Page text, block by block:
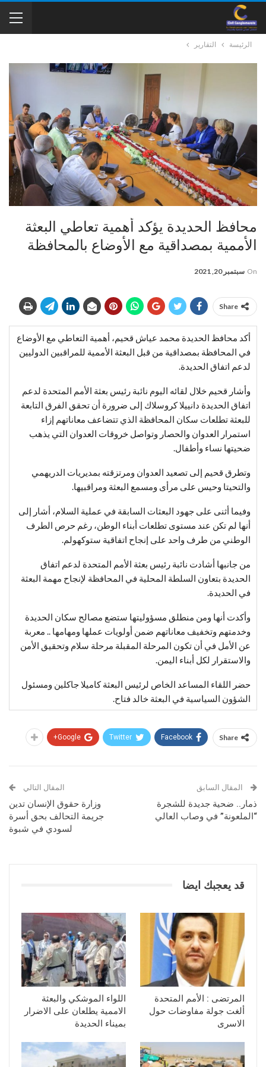
الرئيسة التقارير
محافظ الحديدة يؤكد أهمية تعاطي البعثة
الأممية بمصداقية مع الأوضاع بالمحافظة
On سبتمبر 20, 2021
Share
أكد محافظ الحديدة محمد عياش قحيم، أهمية التعاطي مع الأوضاع
في المحافظة بمصداقية من قبل البعثة الأممية للمراقبين الدوليين
لدعم اتفاق الحديدة.
وأشار قحيم خلال لقائه اليوم نائبة رئيس بعثة الأمم المتحدة لدعم
اتفاق الحديدة دانييلا كروسلاك إلى ضرورة أن تحقق الفرق التابعة
للبعثة تطلعات سكان المحافظة الذي تتضاعف معاناتهم إزاء
استمرار العدوان والحصار وتواصل خروقات العدوان التي يذهب
ضحيتها نساء وأطفال.
وتطرق قحيم إلى تصعيد العدوان ومرتزقته بمديريات الدريهمي
والتحيتا وحيس على مرأى ومسمع البعثة ومراقبيها.
وفيما أثنى على جهود البعثات السابقة في عملية السلام، أشار إلى
أنها لم تكن عند مستوى تطلعات أبناء الوطن، رغم حرص الطرف
الوطني من طرف واحد على إنجاح اتفاقية ستوكهولم.
من جانبها أشادت نائبة رئيس بعثة الأمم المتحدة لدعم اتفاق
الحديدة بتعاون السلطة المحلية في المحافظة لإنجاح مهمة البعثة
في الحديدة.
وأكدت أنها ومن منطلق مسؤوليتها ستضع مصالح سكان الحديدة
وخدمتهم وتخفيف معاناتهم ضمن أولويات عملها ومهامها .. معربة
عن الأمل في أن تكون المرحلة المقبلة مرحلة سلام وتحقيق الأمن
والاستقرار لكل أبناء اليمن.
حضر اللقاء المساعد الخاص لرئيس البعثة كاميلا جاكلين ومسئول
الشؤون السياسية في البعثة خالد فتاح.
Share
Facebook
Twitter
Google+
المقال السابق
ذمار.. ضحية جديدة للشجرة
“الملعونة” في وصاب العالي
المقال التالي
وزارة حقوق الإنسان تدين
جريمة التحالف بحق أسرة
لسودي في شبوة
قد يعجبك ايضا
المرتضى : الأمم المتحدة
ألغت جولة مفاوضات حول
الاسرى
اللواء الموشكي والبعثة
الاممية يطلعان على الاضرار
بميناء الحديدة